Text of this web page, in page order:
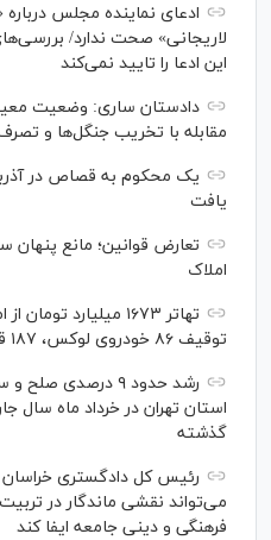
ادعای نماینده مجلس
لاریجانی» صحت ندارد/
این ادعا را تایید نمی‌کند
دادستان ساری: وضعیت
مقابله با تخریب جنگل‌ها و
یک محکوم به قصاص در
یافت
تعارض قوانین؛ مانع
املاک
تهاتر ۱۶۷۳ میلیارد
توقیف ۸۶ خودروی لوکس، ۱۸۷ قطعه زمین و ۸۶ واحد آپارتمان
رشد حدود ۹ درصدی
استان تهران در خرداد ماه
گذشته
رئیس کل دادگستری خراسان
می‌تواند نقشی ماندگار در
فرهنگی و دینی جامعه ایفا کند